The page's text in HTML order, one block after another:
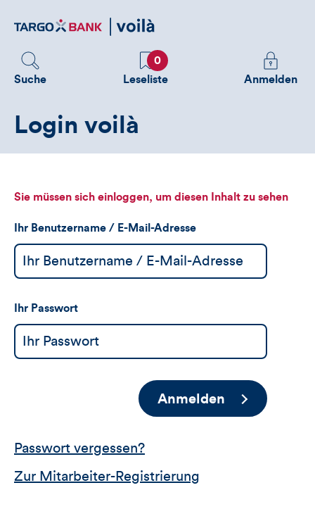
zum
Suche
Favoriten
0
Leseliste
Melden
Sie
sehen
Anmelden
Login voilà
Sie müssen sich einloggen, um diesen Inhalt zu sehen
Ihr Benutzername / E-Mail-Adresse
Ihr Passwort
Anmelden
Passwort vergessen?
Zur Mitarbeiter-Registrierung